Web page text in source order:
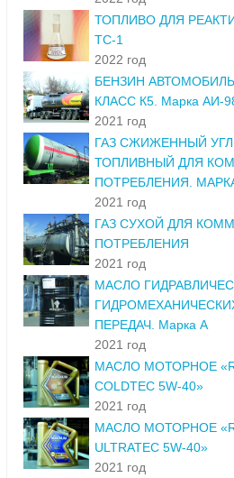
ТОПЛИВО ДЛЯ
ТС-1
2022 год
БЕНЗИН
КЛАСС К5. Марка АИ-
2021 год
ГАЗ СЖИЖЕННЫЙ
ТОПЛИВНЫЙ ДЛЯ
ПОТРЕБЛЕНИЯ. МАРКА
2021 год
ГАЗ СУХОЙ ДЛЯ
ПОТРЕБЛЕНИЯ
2021 год
МАСЛО
ПЕРЕДАЧ. Марка А
2021 год
МАСЛО МОТОРНОЕ
COLDTEC 5W-40»
2021 год
МАСЛО МОТОРНОЕ
ULTRATEC 5W-40»
2021 год